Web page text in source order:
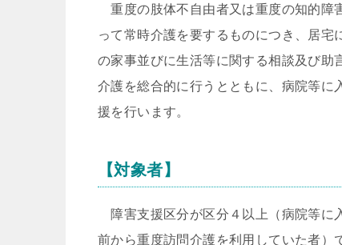
重度の肢体不自由者又は重度の知的障
って常時介護を要するものにつき、居
の家事並びに生活等に関する相談及び助
介護を総合的に行うとともに、病院等に
援を行います。
【対象者】
障害支援区分が区分４以上（病院等に
前から重度訪問介護を利用していた者）